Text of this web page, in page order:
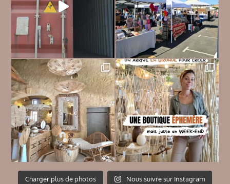
Charger plus de photos Nous suivre sur Instagram